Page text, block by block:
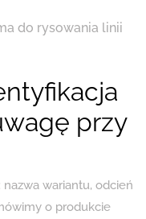
do rysowania linii
przy
wariantu, odcień
o produkcie